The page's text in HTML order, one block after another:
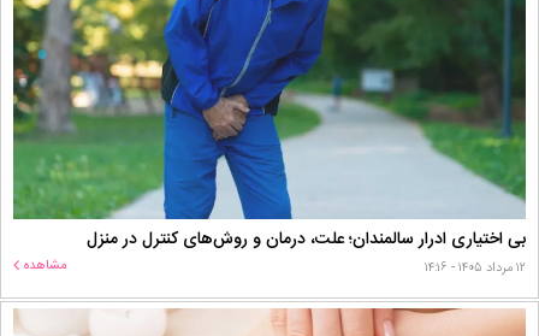
بی اختیاری ادرار سالمندان؛ علت، درمان و روش‌های کنترل در منزل
۱۲ مرداد ۱۴۰۵ - ۱۴:۱۶ مشاهده